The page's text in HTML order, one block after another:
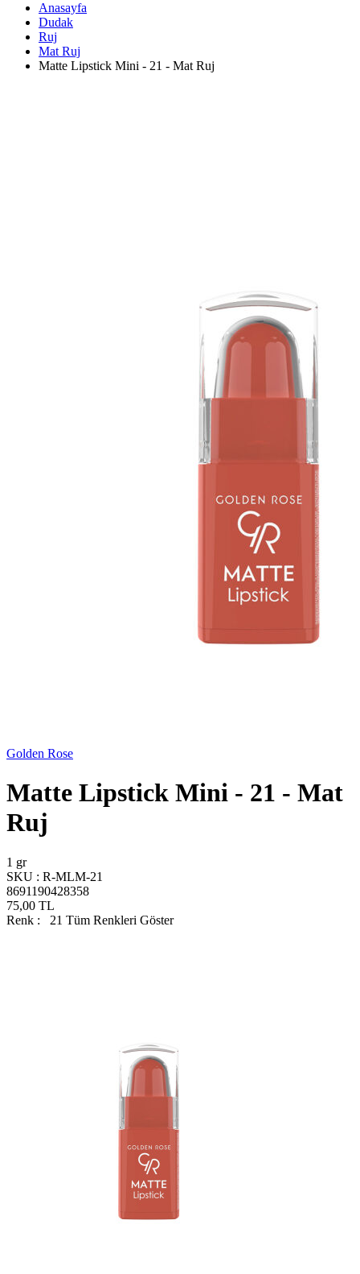
Anasayfa
Dudak
Ruj
Mat Ruj
Matte Lipstick Mini - 21 - Mat Ruj
Golden Rose
Matte Lipstick Mini - 21 - Mat
Ruj
1 gr
SKU : R-MLM-21
8691190428358
75,00 TL
Renk : 21 Tüm Renkleri Göster